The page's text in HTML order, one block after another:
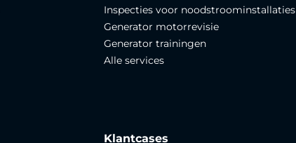
Inspecties voor noodstroominstallaties
Generator motorrevisie
Generator trainingen
Alle services
Klantcases